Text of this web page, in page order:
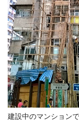
建設中のマンション